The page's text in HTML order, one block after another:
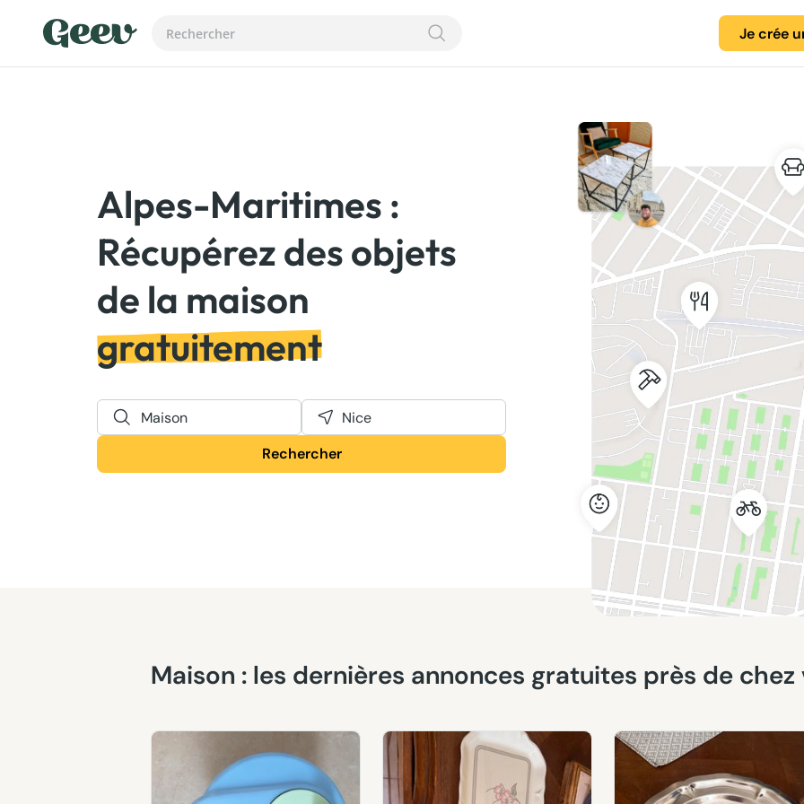
Je crée
Alpes-Maritimes :
Récupérez des objets
gratuitement
Maison
Nice
Rechercher
Maison : les dernières annonces gratuites près de chez